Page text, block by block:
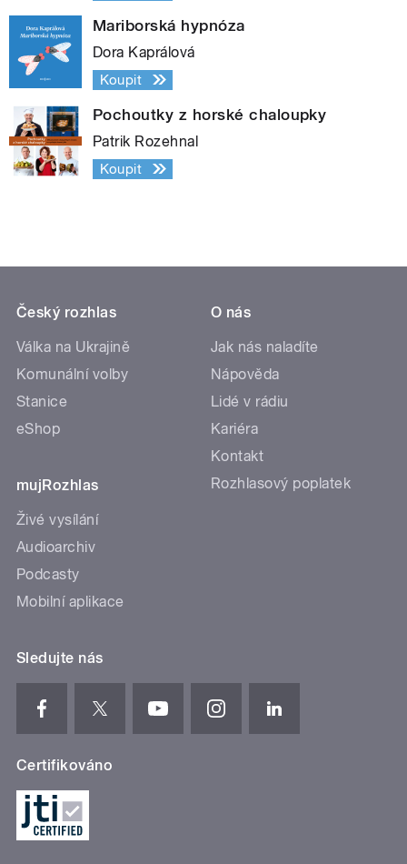
Mariborská hypnóza
Dora Kaprálová
Koupit
Pochoutky z horské chaloupky
Patrik Rozehnal
Koupit
Český rozhlas
Válka na Ukrajině
Komunální volby
Stanice
eShop
mujRozhlas
Živé vysílání
Audioarchiv
Podcasty
Mobilní aplikace
O nás
Jak nás naladíte
Nápověda
Lidé v rádiu
Kariéra
Kontakt
Rozhlasový poplatek
Sledujte nás
Certifikováno